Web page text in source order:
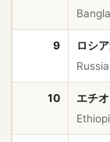
9
ロシ
10
エチ